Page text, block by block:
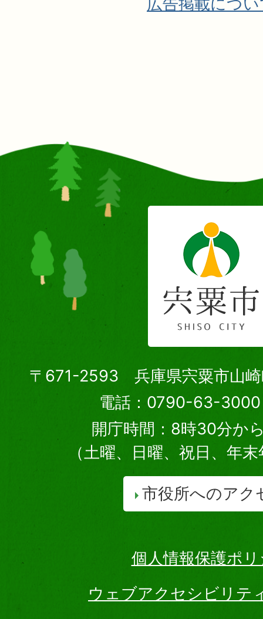
広告掲載につ
〒671-2593 兵庫県宍粟市山崎
電話：0790-63-3000
開庁時間：8時30分か
（土曜、日曜、祝日、年
市役所へのアク
個人情報保護ポ
ウェブアクセシビリテ